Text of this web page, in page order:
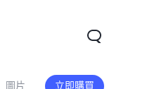
圖片 立即購買